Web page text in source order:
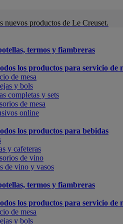
nuevos productos de Le Creuset.
termos y fiambreras
los productos para servicio de
de mesa
y bols
completas y sets
de mesa
online
los productos para bebidas
y cafeteras
de vino
de vino y vasos
termos y fiambreras
los productos para servicio de
de mesa
y bols